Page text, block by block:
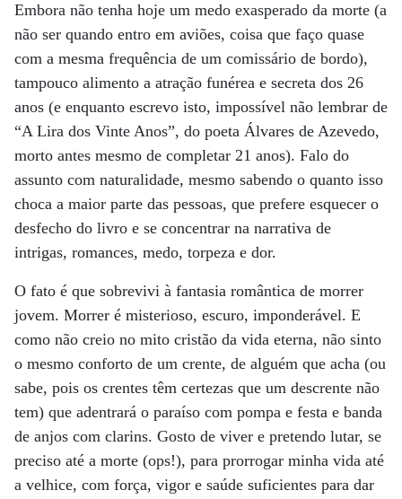
Embora não tenha hoje um medo exasperado da morte (a
não ser quando entro em aviões, coisa que faço quase
com a mesma frequência de um comissário de bordo),
tampouco alimento a atração funérea e secreta dos 26
anos (e enquanto escrevo isto, impossível não lembrar de
“A Lira dos Vinte Anos”, do poeta Álvares de Azevedo,
morto antes mesmo de completar 21 anos). Falo do
assunto com naturalidade, mesmo sabendo o quanto isso
choca a maior parte das pessoas, que prefere esquecer o
desfecho do livro e se concentrar na narrativa de
intrigas, romances, medo, torpeza e dor.
O fato é que sobrevivi à fantasia romântica de morrer
jovem. Morrer é misterioso, escuro, imponderável. E
como não creio no mito cristão da vida eterna, não sinto
o mesmo conforto de um crente, de alguém que acha (ou
sabe, pois os crentes têm certezas que um descrente não
tem) que adentrará o paraíso com pompa e festa e banda
de anjos com clarins. Gosto de viver e pretendo lutar, se
preciso até a morte (ops!), para prorrogar minha vida até
a velhice, com força, vigor e saúde suficientes para dar